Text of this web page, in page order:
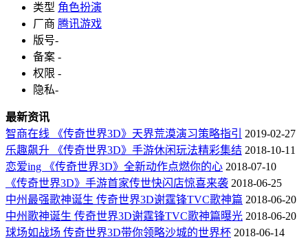
类型 角色扮演
厂商 腾讯游戏
版号-
备案 -
权限 -
隐私-
最新资讯
智商在线 《传奇世界3D》天界荒漠演习策略指引
2019-02-27
乐趣飙升 《传奇世界3D》手游休闲玩法精彩集结 2018-10-11
恋爱ing 《传奇世界3D》全新动作点燃你的心 2018-07-10
《传奇世界3D》手游首家传世快闪店惊喜来袭 2018-06-25
中州最强歌神诞生 传奇世界3D谢霆锋TVC歌神篇 2018-06-20
中州歌神诞生 传奇世界3D谢霆锋TVC歌神篇曝光 2018-06-20
球场如战场 传奇世界3D带你领略沙城的世界杯 2018-06-14